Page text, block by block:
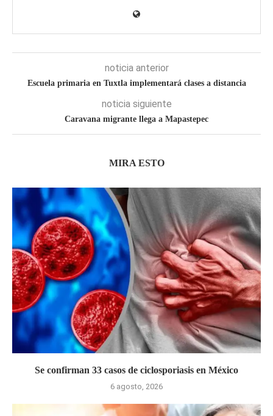
noticia anterior
Escuela primaria en Tuxtla implementará clases a distancia
noticia siguiente
Caravana migrante llega a Mapastepec
MIRA ESTO
Se confirman 33 casos de ciclosporiasis en México
6 agosto, 2026